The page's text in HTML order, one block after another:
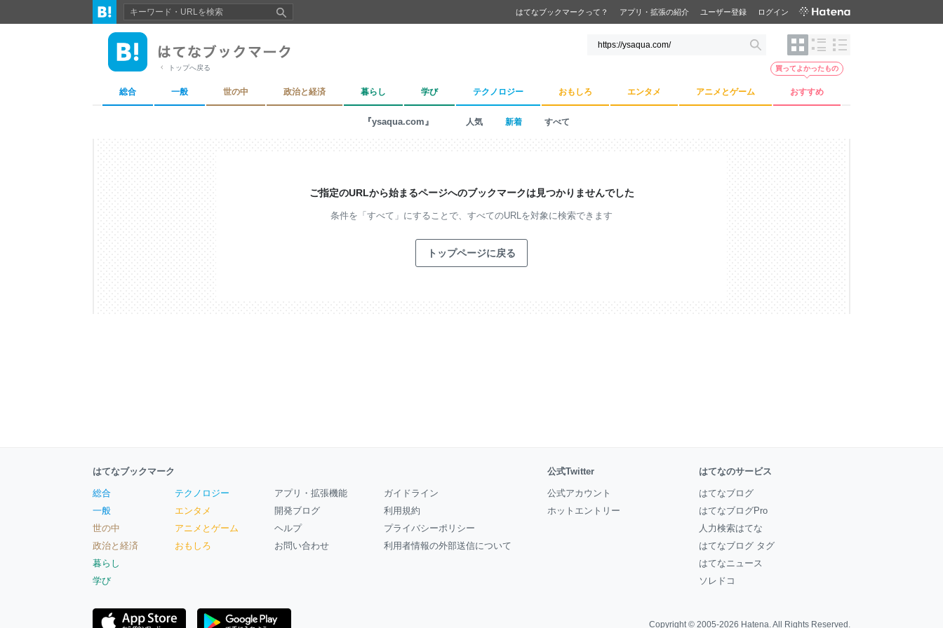
はてなブックマークって？ アプリ・拡張の紹介 ユーザー登録 ログイン
トップへ戻る
総合 一般 世の中 政治と経済 暮らし 学び テクノロジー おもしろ エンタメ アニメとゲーム おすすめ
買ってよかったもの
『ysaqua.com』 人気 新着 すべて
ご指定のURLから始まるページへのブックマークは見つかりませんでした
条件を「すべて」にすることで、 すべてのURLを対象に検索できます
トップページに戻る
はてなブックマーク
総合
一般
世の中
政治と経済
暮らし
学び
テクノロジー
エンタメ
アニメとゲーム
おもしろ
アプリ・拡張機能
開発ブログ
ヘルプ
お問い合わせ
ガイドライン
利用規約
プライバシーポリシー
利用者情報の外部送信について
公式Twitter
公式アカウント
ホットエントリー
はてなのサービス
はてなブログ
はてなブログPro
人力検索はてな
はてなブログ タグ
はてなニュース
ソレドコ
Copyright © 2005-2026 Hatena. All Rights Reserved.